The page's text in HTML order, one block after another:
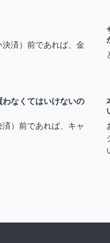
済）前であれば、金
なくてはいけないの
）前であれば、キャ